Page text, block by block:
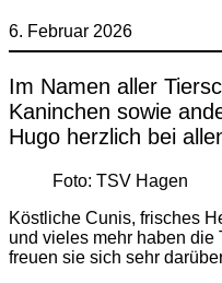
6. Februar 2026
Im Namen aller
Kaninchen sowie
Hugo herzlich bei
Foto: TSV Hagen
Köstliche Cunis, frisches
und vieles mehr haben die
freuen sie sich sehr